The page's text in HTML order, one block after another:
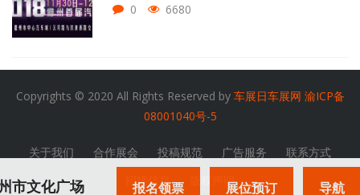
0 6680
市文化广场 报名领票 展位预订 导航
Copyrights © 2020 All Rights Reserved by 车展日车展网 渝ICP备
08001040号-5
关于我们 合作展会 投稿规范 广告服务
联系方式
招聘信息
版权声明